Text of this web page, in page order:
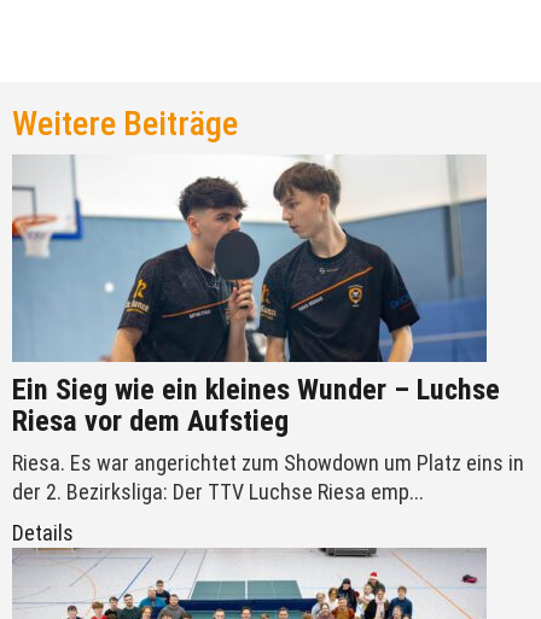
Weitere Beiträge
Ein Sieg wie ein kleines Wunder – Luchse
Riesa vor dem Aufstieg
Riesa. Es war angerichtet zum Showdown um Platz eins in
der 2. Bezirksliga: Der TTV Luchse Riesa emp...
Details